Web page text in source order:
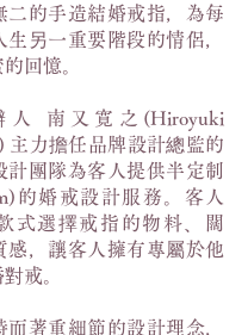
二的手造結婚戒指，為每
另一重要階段的情侶，
回憶。
人 南又寛之(Hiroyuki
主力擔任品牌設計總監的
計團隊為客人提供半定制
的婚戒設計服務。客人
式選擇戒指的物料、闊
感，讓客人擁有專屬於他
戒。
而著重細節的設計理念，